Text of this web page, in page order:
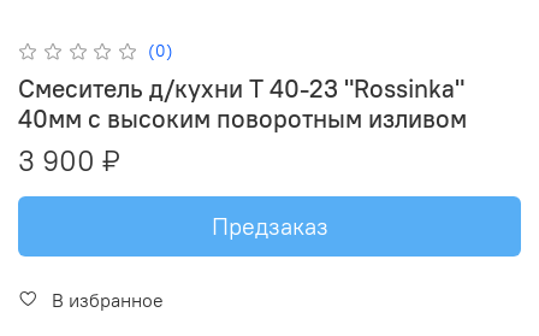
(0)
Смеситель д/кухни Т 40-23 "Rossinka"
40мм c высоким поворотным изливом
3 900 ₽
Предзаказ
В избранное